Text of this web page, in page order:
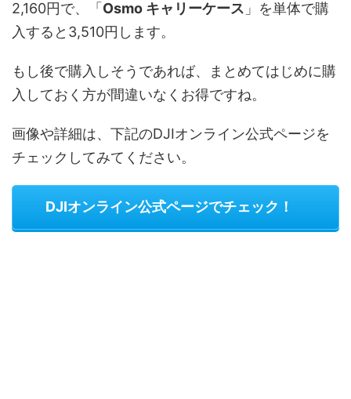
2,160円で、「Osmo キャリーケース 」を単体で購
入すると3,510円します。
もし後で購入しそうであれば、まとめてはじめに購
入しておく方が間違いなくお得ですね。
画像や詳細は、下記のDJIオンライン公式ページを
チェックしてみてください。
DJIオンライン公式ページでチェック！